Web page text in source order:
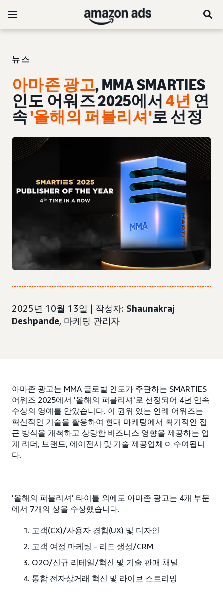
뉴스
아마존 광고, MMA SMARTIES
인도 어워즈 2025에서4년 연
속'올해의 퍼블리셔'로 선정
2025년 10월 13일 | 작성자: Shaunakraj
Deshpande, 마케팅 관리자
아마존 광고는 MMA 글로벌 인도가 주관하는 SMARTIES
어워즈 2025에서 '올해의 퍼블리셔'로 선정되어 4년 연속
수상의 영예를 안았습니다. 이 권위 있는 연례 어워즈는
혁신적인 기술을 활용하여 현대 마케팅에서 획기적인 접
근 방식을 개척하고 상당한 비즈니스 영향을 제공하는 업
계 리더, 브랜드, 에이전시 및 기술 제공업체ㅇ 수여됩니
다.
'올해의 퍼블리셔' 타이틀 외에도 아마존 광고는 4개 부문
에서 7개의 상을 수상했습니다.
고객(CX)/사용자 경험(UX) 및 디자인
고객 여정 마케팅 - 리드 생성/CRM
O2O/신규 리테일/혁신 및 기술 판매 채널
통합 전자상거래 혁신 및 라이브 스트리밍